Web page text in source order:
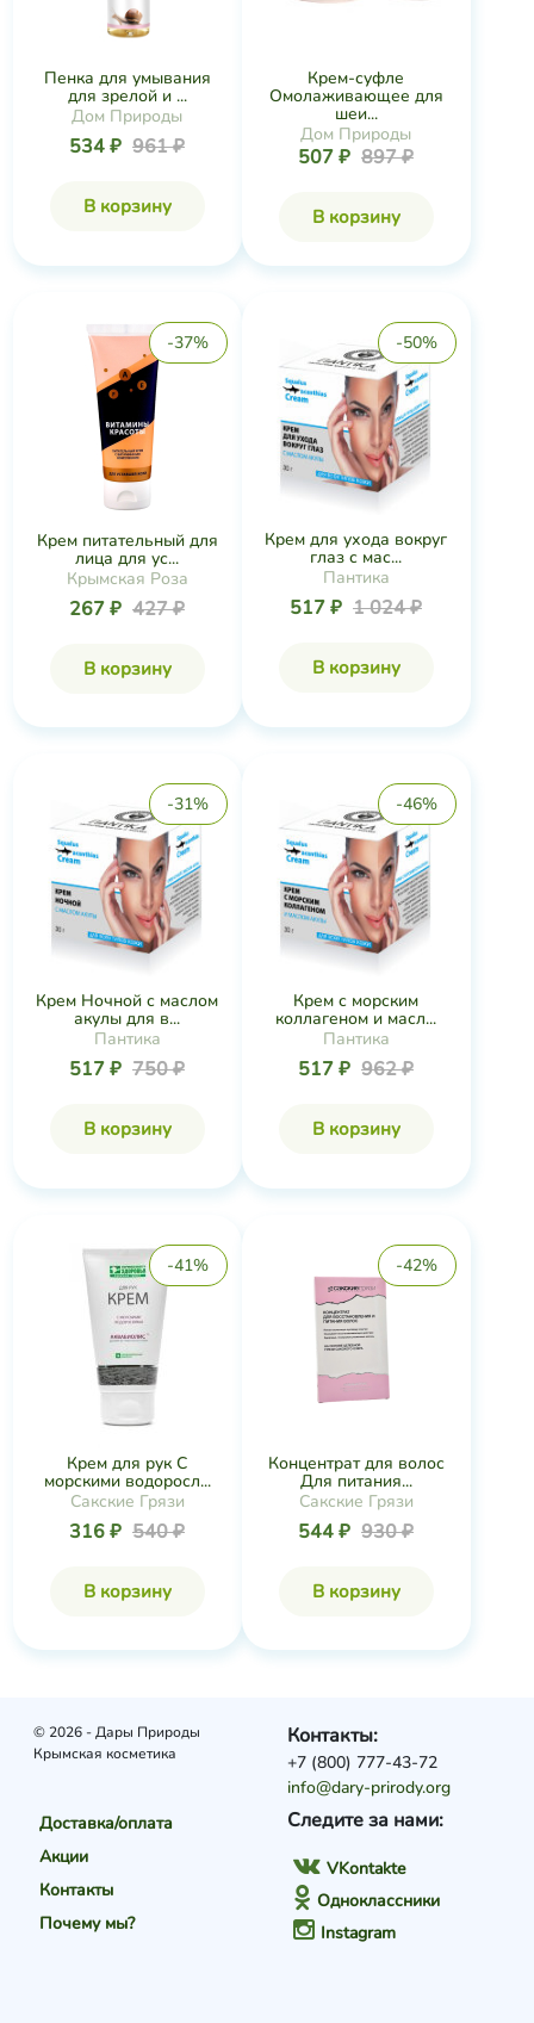
Пенка для умывания
для зрелой и ...
Дом Природы
534 ₽ 961 ₽
В корзину
Крем-суфле
Омолаживающее для
шеи...
Дом Природы
507 ₽ 897 ₽
В корзину
-37%
Крем питательный для
лица для ус...
Крымская Роза
267 ₽ 427 ₽
В корзину
-50%
Крем для ухода вокруг
глаз с мас...
Пантика
517 ₽ 1 024 ₽
В корзину
-31%
Крем Ночной с маслом
акулы для в...
Пантика
517 ₽ 750 ₽
В корзину
-46%
Крем с морским
коллагеном и масл...
Пантика
517 ₽ 962 ₽
В корзину
-41%
Крем для рук С
морскими водоросл...
Сакские Грязи
316 ₽ 540 ₽
В корзину
-42%
Концентрат для волос
Для питания...
Сакские Грязи
544 ₽ 930 ₽
В корзину
© 2026 - Дары Природы
Крымская косметика
Доставка/оплата
Акции
Контакты
Почему мы?
Следите за нами:
VKontakte
Одноклассники
Instagram
Контакты:
+7 (800) 777-43-72
info@dary-prirody.org